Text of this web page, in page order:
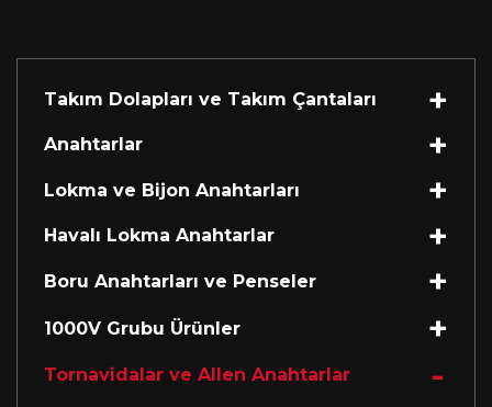
Takım Dolapları ve Takım Çantaları
Anahtarlar
Lokma ve Bijon Anahtarları
Havalı Lokma Anahtarlar
Boru Anahtarları ve Penseler
1000V Grubu Ürünler
Tornavidalar ve Allen Anahtarlar